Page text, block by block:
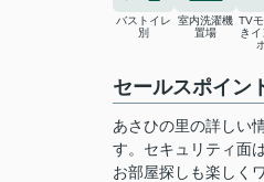
バストイレ
別
室内洗濯機
置場
TV
き
セールスポイン
あさひの里の詳しい
す。セキュリティ面
お部屋探しも楽しく